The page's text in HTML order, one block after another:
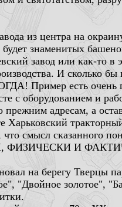
из центра на
знаменитых
завод или как-то
И сколько бы
Пример есть
с оборудованием и
адресам, а
Харьковский
смысл сказанного
ФИЗИЧЕСКИ И
на берегу Тверцы
"Двойное золотое",